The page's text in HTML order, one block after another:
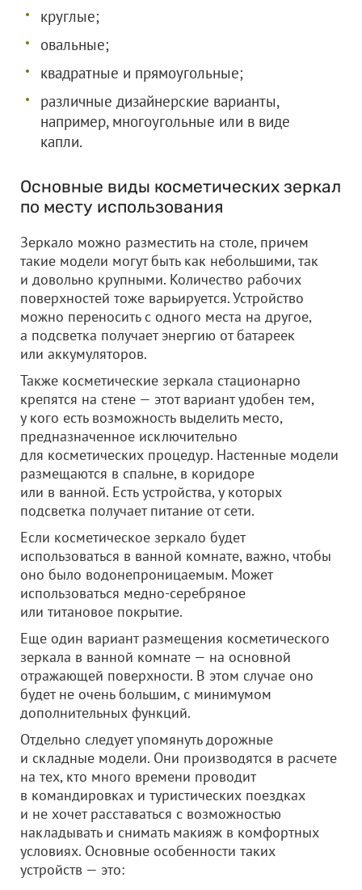
круглые;
овальные;
квадратные и прямоугольные;
различные дизайнерские варианты,
например, многоугольные или в виде
капли.
Основные виды косметических зеркал
по месту использования
Зеркало можно разместить на столе, причем
такие модели могут быть как небольшими, так
и довольно крупными. Количество рабочих
поверхностей тоже варьируется. Устройство
можно переносить с одного места на другое,
а подсветка получает энергию от батареек
или аккумуляторов.
Также косметические зеркала стационарно
крепятся на стене — этот вариант удобен тем,
у кого есть возможность выделить место,
предназначенное исключительно
для косметических процедур. Настенные модели
размещаются в спальне, в коридоре
или в ванной. Есть устройства, у которых
подсветка получает питание от сети.
Если косметическое зеркало будет
использоваться в ванной комнате, важно, чтобы
оно было водонепроницаемым. Может
использоваться медно-серебряное
или титановое покрытие.
Еще один вариант размещения косметического
зеркала в ванной комнате — на основной
отражающей поверхности. В этом случае оно
будет не очень большим, с минимумом
дополнительных функций.
Отдельно следует упомянуть дорожные
и складные модели. Они производятся в расчете
на тех, кто много времени проводит
в командировках и туристических поездках
и не хочет расставаться с возможностью
накладывать и снимать макияж в комфортных
условиях. Основные особенности таких
устройств — это: